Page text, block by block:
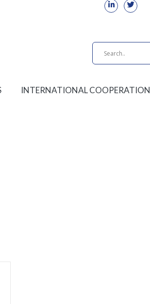
INTERNATIONAL COOPERATION